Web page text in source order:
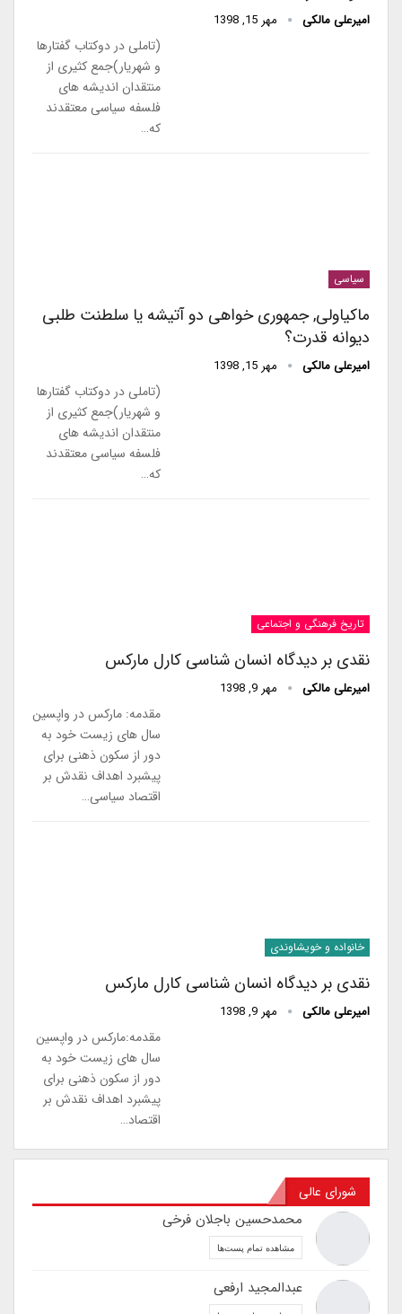
امیرعلی مالکی مهر 15, 1398
(تاملی در دوکتاب گفتارها
و شهریار)جمع کثیری از
منتقدان اندیشه های
فلسفه سیاسی معتقدند
که…
سیاسی
ماکیاولی, جمهوری خواهی دو آتیشه یا سلطنت طلبی
دیوانه قدرت؟
امیرعلی مالکی مهر 15, 1398
(تاملی در دوکتاب گفتارها
و شهریار)جمع کثیری از
منتقدان اندیشه های
فلسفه سیاسی معتقدند
که…
تاریخ فرهنگی و اجتماعی
نقدی بر دیدگاه انسان شناسی کارل مارکس
امیرعلی مالکی مهر 9, 1398
مقدمه: مارکس در واپسین
سال های زیست خود به
دور از سکون ذهنی برای
پیشبرد اهداف نقدش بر
اقتصاد سیاسی…
خانواده و خویشاوندی
نقدی بر دیدگاه انسان شناسی کارل مارکس
امیرعلی مالکی مهر 9, 1398
مقدمه:مارکس در واپسین
سال های زیست خود به
دور از سکون ذهنی برای
پیشبرد اهداف نقدش بر
اقتصاد…
شورای عالی
محمدحسین باجلان فرخی
مشاهده تمام پست‌ها
عبدالمجید ارفعی